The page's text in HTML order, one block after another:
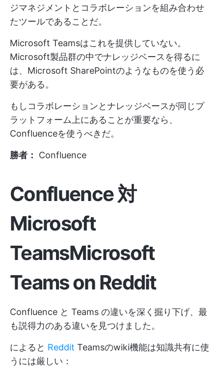
ジマネジメントとコラボレーションを組み合わせ
たツールであることだ。
Microsoft Teamsはこれを提供していない。
Microsoft製品群の中でナレッジベースを得るに
は、Microsoft SharePointのようなものを使う必
要がある。
もしコラボレーションとナレッジベースが同じプ
ラットフォーム上にあることが重要なら、
Confluenceを使うべきだ。
勝者： Confluence
Confluence 対
Microsoft
TeamsMicrosoft
Teams on Reddit
Confluence と Teams の違いを深く掘り下げ、最
も説得力のある違いを見つけました。
によると Reddit Teamsのwiki機能は知識共有に使
うには厳しい：